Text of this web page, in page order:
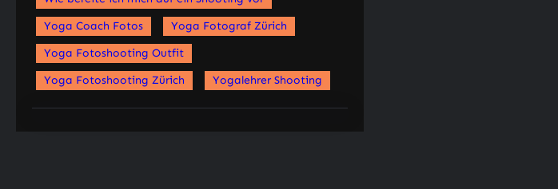
Yoga Coach Fotos
Yoga Fotograf Zürich
Yoga Fotoshooting Outfit
Yoga Fotoshooting Zürich
Yogalehrer Shooting